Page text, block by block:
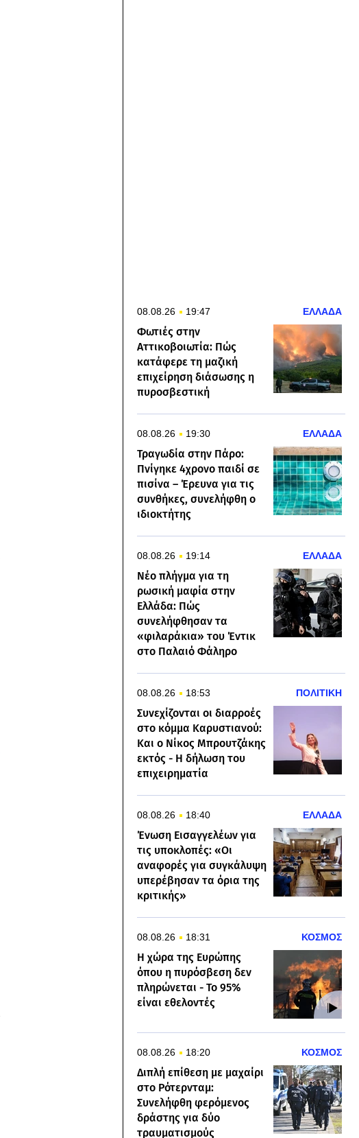
08.08.26 19:47 ΕΛΛΑΔΑ
Φωτιές στην
Αττικοβοιωτία: Πώς
κατάφερε τη μαζική
επιχείρηση διάσωσης η
πυροσβεστική
08.08.26 19:30 ΕΛΛΑΔΑ
Τραγωδία στην Πάρο:
Πνίγηκε 4χρονο παιδί σε
πισίνα – Έρευνα για τις
συνθήκες, συνελήφθη ο
ιδιοκτήτης
08.08.26 19:14 ΕΛΛΑΔΑ
Νέο πλήγμα για τη
ρωσική μαφία στην
Ελλάδα: Πώς
συνελήφθησαν τα
«φιλαράκια» του Έντικ
στο Παλαιό Φάληρο
08.08.26 18:53 ΠΟΛΙΤΙΚΗ
Συνεχίζονται οι διαρροές
στο κόμμα Καρυστιανού:
Και ο Νίκος Μπρουτζάκης
εκτός - Η δήλωση του
επιχειρηματία
08.08.26 18:40 ΕΛΛΑΔΑ
Ένωση Εισαγγελέων για
τις υποκλοπές: «Οι
αναφορές για συγκάλυψη
υπερέβησαν τα όρια της
κριτικής»
08.08.26 18:31 ΚΟΣΜΟΣ
Η χώρα της Ευρώπης
όπου η πυρόσβεση δεν
πληρώνεται - Το 95%
είναι εθελοντές
08.08.26 18:20 ΚΟΣΜΟΣ
Διπλή επίθεση με μαχαίρι
στο Ρότερνταμ:
Συνελήφθη φερόμενος
δράστης για δύο
τραυματισμούς